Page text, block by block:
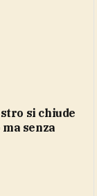
senza